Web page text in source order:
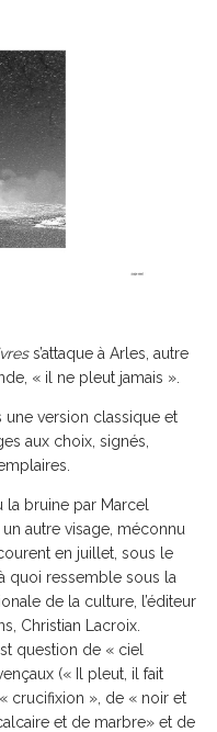
s’attaque à Arles, autre
« il ne pleut jamais ».
version classique et
aux choix, signés,
bruine par Marcel
autre visage, méconnu
en juillet, sous le
quoi ressemble sous la
de la culture, l’éditeur
Christian Lacroix.
question de « ciel
(« Il pleut, il fait
crucifixion », de « noir et
et de marbre» et de